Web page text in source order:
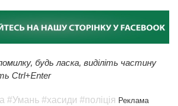
будь ласка, виділіть частину
Ctrl+Enter
#Умань #хасиди #поліція Реклама